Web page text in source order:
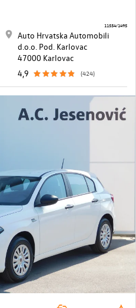
Auto Hrvatska Automobili
d.o.o. Pod. Karlovac
47000 Karlovac
4,9
(424)
11554/1495